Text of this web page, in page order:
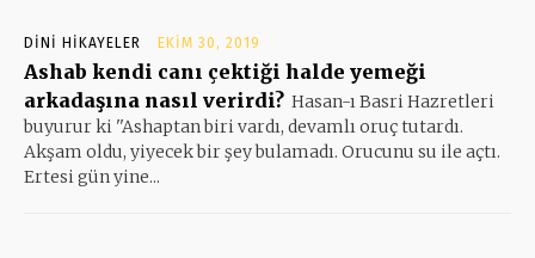
DINI HIKAYELER EKIM 30, 2019
Ashab kendi canı çektiği halde yemeği
arkadaşına nasıl verirdi? Hasan-ı Basri Hazretleri
buyurur ki ''Ashaptan biri vardı, devamlı oruç tutardı.
Akşam oldu, yiyecek bir şey bulamadı. Orucunu su ile açtı.
Ertesi gün yine...